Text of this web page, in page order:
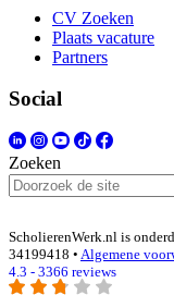
CV Zoeken
Plaats vacature
Partners
Social
Zoeken
ScholierenWerk.nl is
34199418 • Algemene
4.3 - 3366 reviews